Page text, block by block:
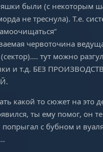
были (с некоторым
не треснула). Т.е.
червоточина
тут можно
и т.д. БЕЗ
какой то сюжет на это
ты ему помог, он
с бубном и